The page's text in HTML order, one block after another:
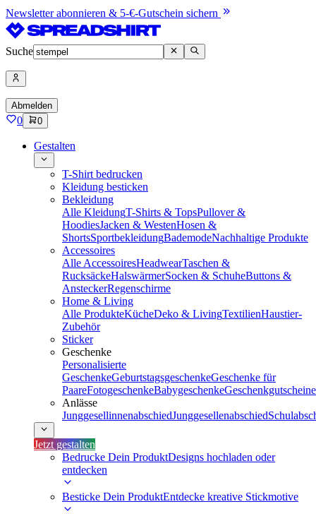
Newsletter abonnieren & 5-€-Gutschein sichern
Suche
Abmelden
0 0
Gestalten
T-Shirt bedrucken
Kleidung besticken
Bekleidung
Alle KleidungT-Shirts & TopsPullover &
HoodiesJacken & WestenHosen &
ShortsSportbekleidungBademodeNachhaltige Produkte
Accessoires
Alle AccessoiresHeadwearTaschen &
RucksäckeHalswärmerSocken & SchuheButtons &
AnsteckerRegenschirme
Home & Living
Alle ProdukteKücheDeko & LivingTextilienHaustier-
Zubehör
Sticker
Geschenke
Personalisierte
GeschenkeGeburtstagsgeschenkeGeschenke für
PaareFotogeschenkeBabygeschenkeGeschenkgutscheine
Anlässe
JunggesellinnenabschiedJunggesellenabschied
Jetzt gestalten
Bedrucke Dein ProduktDesigns hochladen oder
entdecken
Besticke Dein ProduktEntdecke kreative Stickmotive